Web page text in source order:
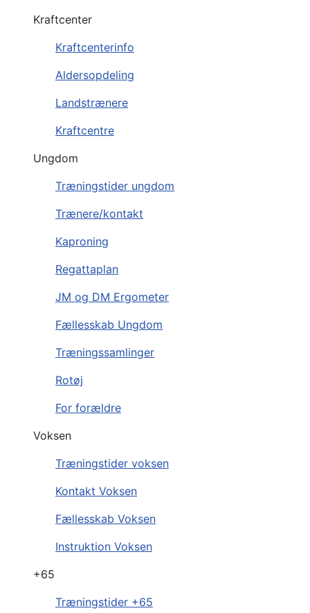
Kraftcenter
Kraftcenterinfo
Aldersopdeling
Landstrænere
Kraftcentre
Ungdom
Træningstider ungdom
Trænere/kontakt
Kaproning
Regattaplan
JM og DM Ergometer
Fællesskab Ungdom
Træningssamlinger
Rotøj
For forældre
Voksen
Træningstider voksen
Kontakt Voksen
Fællesskab Voksen
Instruktion Voksen
+65
Træningstider +65